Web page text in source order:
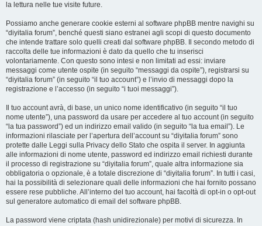
la lettura nelle tue visite future.
Possiamo anche generare cookie esterni al software phpBB mentre navighi su
“diyitalia forum”, benché questi siano estranei agli scopi di questo documento
che intende trattare solo quelli creati dal software phpBB. Il secondo metodo di
raccolta delle tue informazioni è dato da quello che tu inserisci
volontariamente. Con questo sono intesi e non limitati ad essi: inviare
messaggi come utente ospite (in seguito “messaggi da ospite”), registrarsi su
“diyitalia forum” (in seguito “il tuo account”) e l’invio di messaggi dopo la
registrazione e l’accesso (in seguito “i tuoi messaggi”).
Il tuo account avrà, di base, un unico nome identificativo (in seguito “il tuo
nome utente”), una password da usare per accedere al tuo account (in seguito
“la tua password”) ed un indirizzo email valido (in seguito “la tua email”). Le
informazioni rilasciate per l’apertura dell’account su “diyitalia forum” sono
protette dalle Leggi sulla Privacy dello Stato che ospita il server. In aggiunta
alle informazioni di nome utente, password ed indirizzo email richiesti durante
il processo di registrazione su “diyitalia forum”, quale altra informazione sia
obbligatoria o opzionale, è a totale discrezione di “diyitalia forum”. In tutti i casi,
hai la possibilità di selezionare quali delle informazioni che hai fornito possano
essere rese pubbliche. All’interno del tuo account, hai facoltà di opt-in o opt-out
sul generatore automatico di email del software phpBB.
La password viene criptata (hash unidirezionale) per motivi di sicurezza. In